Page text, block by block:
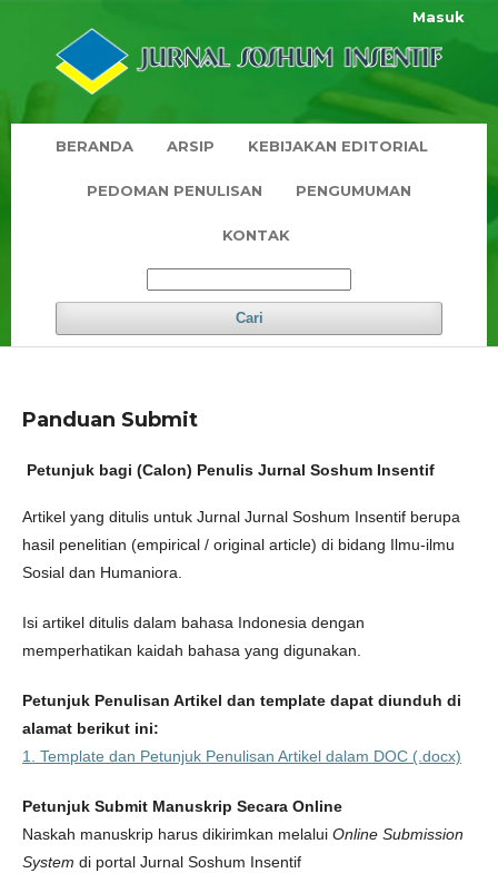
BERANDA ARSIP KEBIJAKAN EDITORIAL
PEDOMAN PENULISAN PENGUMUMAN
KONTAK
Cari
Masuk
Panduan Submit
Petunjuk bagi (Calon) Penulis Jurnal Soshum Insentif
Artikel yang ditulis untuk Jurnal Jurnal Soshum Insentif berupa
hasil penelitian (empirical / original article) di bidang Ilmu-ilmu
Sosial dan Humaniora.
Isi artikel ditulis dalam bahasa Indonesia dengan
memperhatikan kaidah bahasa yang digunakan.
Petunjuk Penulisan Artikel dan template dapat diunduh di
alamat berikut ini:
1. Template dan Petunjuk Penulisan Artikel dalam DOC (.docx)
Petunjuk Submit Manuskrip Secara Online
Naskah manuskrip harus dikirimkan melalui Online Submission
System di portal Jurnal Soshum Insentif